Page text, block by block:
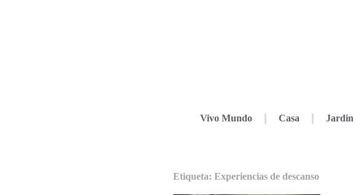
Vivo Mundo Casa Jardin
Etiqueta: Experiencias de descanso